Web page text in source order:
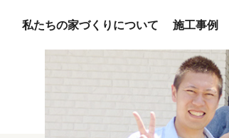
私たちの家づくりについて 施工事例